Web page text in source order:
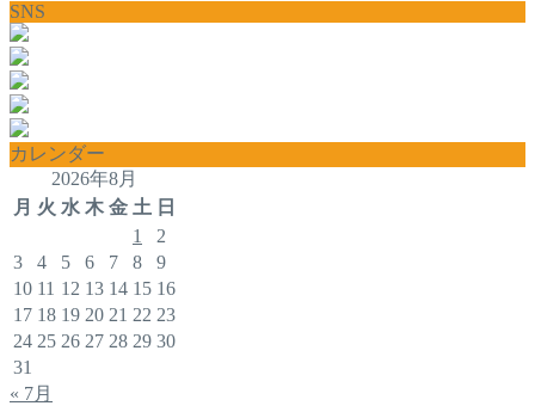
SNS
カレンダー
2026年8月
月 火 水 木 金 土 日
1
2
3
4 5 6 7 8
9
10 11 12 13 14 15 16
17 18 19 20 21 22 23
24 25 26 27 28 29 30
31
« 7月